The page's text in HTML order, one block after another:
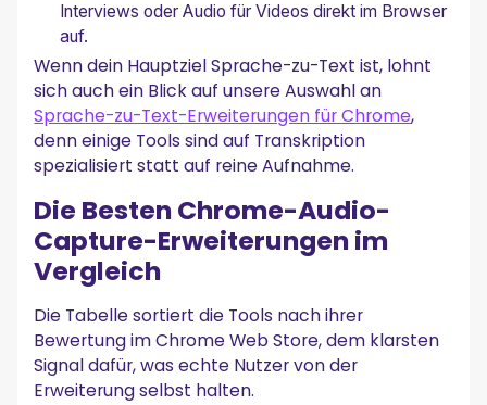
Interviews oder Audio für Videos direkt im Browser
auf.
Wenn dein Hauptziel Sprache-zu-Text ist, lohnt
sich auch ein Blick auf unsere Auswahl an
Sprache-zu-Text-Erweiterungen für Chrome,
denn einige Tools sind auf Transkription
spezialisiert statt auf reine Aufnahme.
Die Besten Chrome-Audio-
Capture-Erweiterungen im
Vergleich
Die Tabelle sortiert die Tools nach ihrer
Bewertung im Chrome Web Store, dem klarsten
Signal dafür, was echte Nutzer von der
Erweiterung selbst halten.